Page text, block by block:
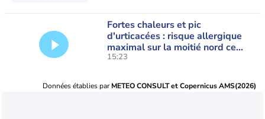
Fortes chaleurs et pic
d'urticacées : risque allergique
maximal sur la moitié nord ce
vendredi
15:23
Données établies parMETEO CONSULT et Copernicus AMS(2026)